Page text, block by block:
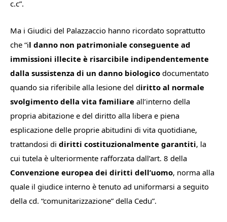
c.c”.
Ma i Giudici del Palazzaccio hanno ricordato soprattutto
che “il danno non patrimoniale conseguente ad
immissioni illecite è risarcibile indipendentemente
dalla sussistenza di un danno biologico documentato
quando sia riferibile alla lesione del diritto al normale
svolgimento della vita familiare all’interno della
propria abitazione e del diritto alla libera e piena
esplicazione delle proprie abitudini di vita quotidiane,
trattandosi di diritti costituzionalmente garantiti, la
cui tutela è ulteriormente rafforzata dall’art. 8 della
Convenzione europea dei diritti dell’uomo, norma alla
quale il giudice interno è tenuto ad uniformarsi a seguito
della cd. “comunitarizzazione” della Cedu”.